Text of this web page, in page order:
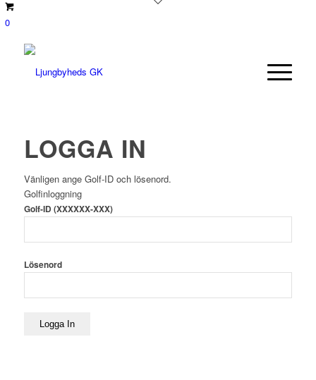
0
LOGGA IN
Vänligen ange Golf-ID och lösenord.
Golfinloggning
Golf-ID (XXXXXX-XXX)
Lösenord
Logga In